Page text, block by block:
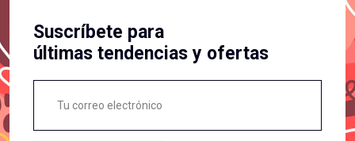
Suscríbete para
últimas tendencias y ofertas